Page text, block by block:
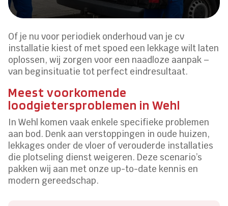
Of je nu voor periodiek onderhoud van je cv
installatie kiest of met spoed een lekkage wilt laten
oplossen, wij zorgen voor een naadloze aanpak –
van beginsituatie tot perfect eindresultaat.
Meest voorkomende
loodgietersproblemen in Wehl
In Wehl komen vaak enkele specifieke problemen
aan bod. Denk aan verstoppingen in oude huizen,
lekkages onder de vloer of verouderde installaties
die plotseling dienst weigeren. Deze scenario’s
pakken wij aan met onze up-to-date kennis en
modern gereedschap.